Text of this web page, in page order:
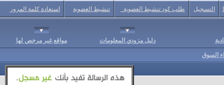
التسجيل طلب كود تنشيط العضوية تنشيط العضوية استعادة كلمة المرور
دليل مزودي المعلومات مواقع غير مرخص لها
السوق